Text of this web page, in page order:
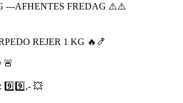
AFHENTES FREDAG ⚠️⚠️
REJER 1 KG 🔥🍤
🚨
9️⃣9️⃣,- 💥